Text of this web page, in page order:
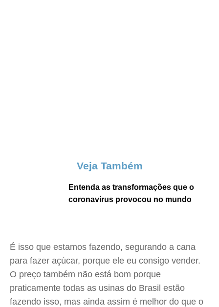
Veja Também
Entenda as transformações que o
coronavírus provocou no mundo
É isso que estamos fazendo, segurando a cana
para fazer açúcar, porque ele eu consigo vender.
O preço também não está bom porque
praticamente todas as usinas do Brasil estão
fazendo isso, mas ainda assim é melhor do que o